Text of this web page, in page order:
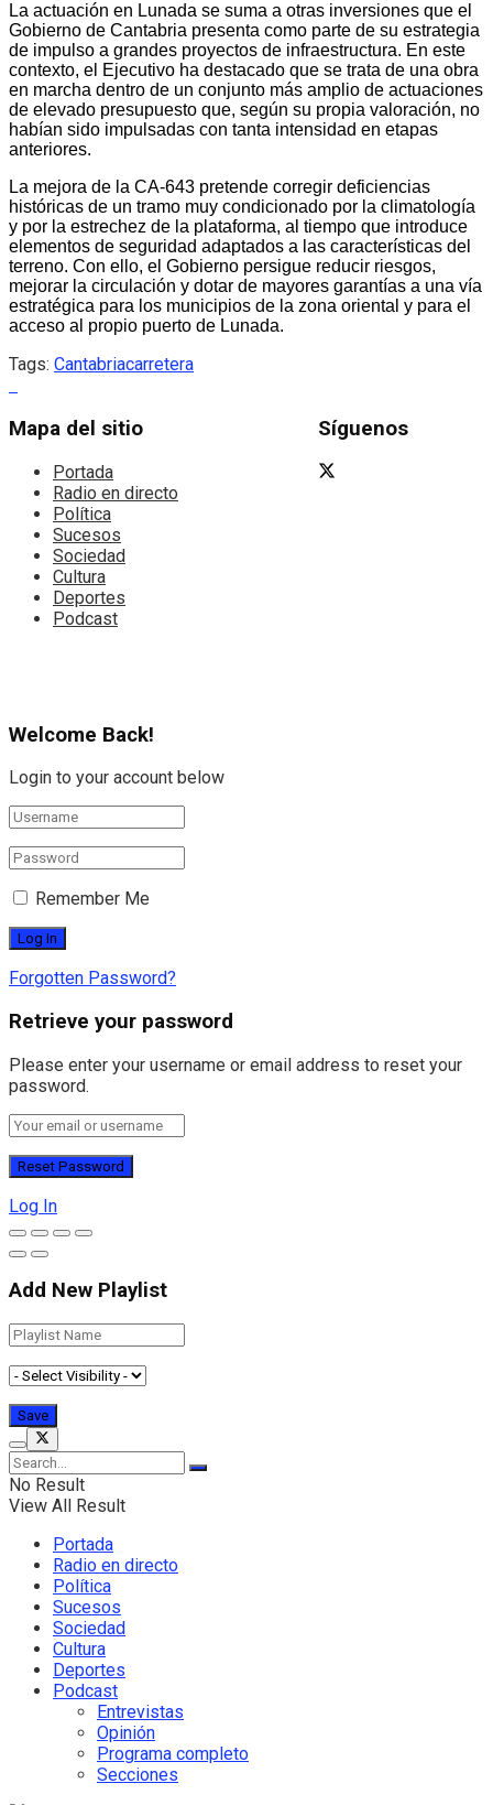
La actuación en Lunada se suma a otras inversiones que el
Gobierno de Cantabria presenta como parte de su estrategia
de impulso a grandes proyectos de infraestructura. En este
contexto, el Ejecutivo ha destacado que se trata de una obra
en marcha dentro de un conjunto más amplio de actuaciones
de elevado presupuesto que, según su propia valoración, no
habían sido impulsadas con tanta intensidad en etapas
anteriores.
La mejora de la CA-643 pretende corregir deficiencias
históricas de un tramo muy condicionado por la climatología
y por la estrechez de la plataforma, al tiempo que introduce
elementos de seguridad adaptados a las características del
terreno. Con ello, el Gobierno persigue reducir riesgos,
mejorar la circulación y dotar de mayores garantías a una vía
estratégica para los municipios de la zona oriental y para el
acceso al propio puerto de Lunada.
Tags: Cantabriacarretera
Mapa del sitio
Portada
Radio en directo
Política
Sucesos
Sociedad
Cultura
Deportes
Podcast
Síguenos
Welcome Back!
Login to your account below
Remember Me
Forgotten Password?
Retrieve your password
Please enter your username or email address to reset your
password.
Log In
Add New Playlist
No Result
View All Result
Portada
Radio en directo
Política
Sucesos
Sociedad
Cultura
Deportes
Podcast
Entrevistas
Opinión
Programa completo
Secciones